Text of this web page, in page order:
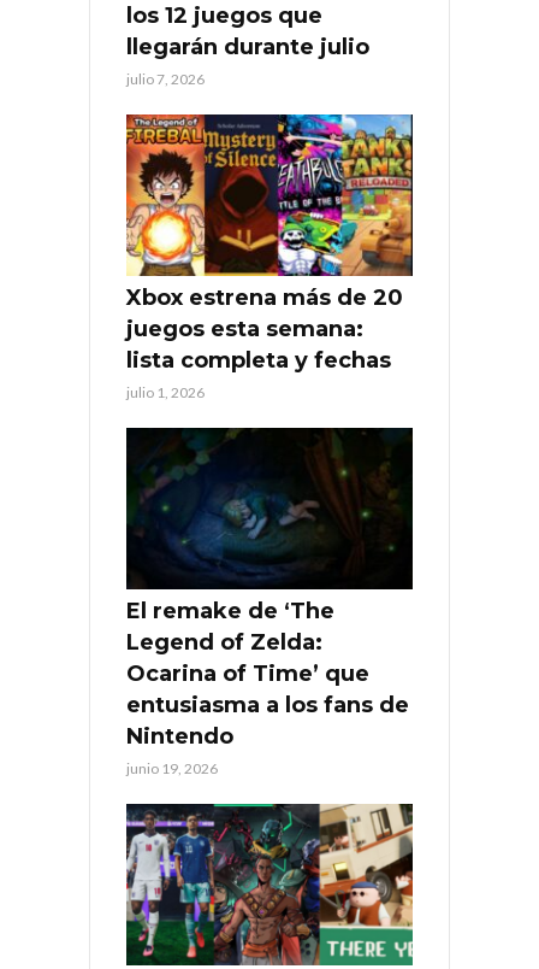
los 12 juegos que
llegarán durante julio
julio 7, 2026
Xbox estrena más de 20
juegos esta semana:
lista completa y fechas
julio 1, 2026
El remake de ‘The
Legend of Zelda:
Ocarina of Time’ que
entusiasma a los fans de
Nintendo
junio 19, 2026